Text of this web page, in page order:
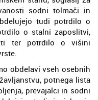
sodni tolmači in
tudi potrdilo o
o stalni zaposlitvi,
ter potrdilo o višini
obdelavi vseh osebnih
potnega lista
prevajalci in sodni